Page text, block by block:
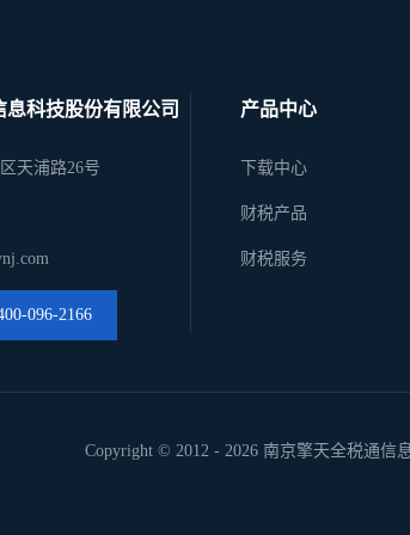
科技股份有限公司
天浦路26号
096-2166
产品中心
下载中心
财税产品
财税服务
Copyright © 2012 - 2026 南京擎天全税通信